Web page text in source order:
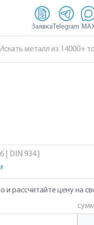
Заявка Telegram
| DIN 934 ]
и рассчитайте цену на